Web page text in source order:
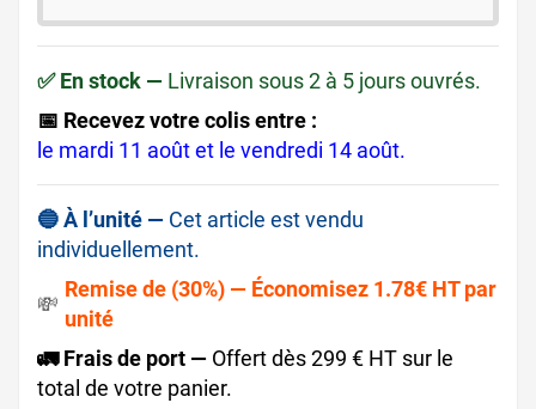
✅ En stock — Livraison sous 2 à 5 jours ouvrés.
📅 Recevez votre colis entre :
le mardi 11 août et le vendredi 14 août.
🔵 À l’unité — Cet article est vendu
individuellement.
💸
Remise de (30%) — Économisez 1.78€ HT par
unité
🚛 Frais de port — Offert dès 299 € HT sur le
total de votre panier.